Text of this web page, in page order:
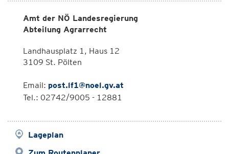
Amt der NÖ Landesregierung
Abteilung Agrarrecht
Landhausplatz 1, Haus 12
3109 St. Pölten
Email: post.lf1@noel.gv.at
Tel.: 02742/9005 - 12881
Lageplan